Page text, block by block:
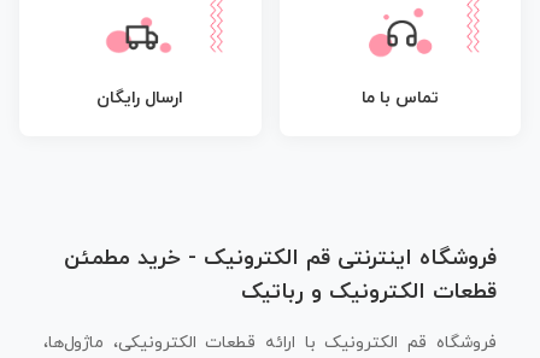
تماس با ما ارسال رایگان
فروشگاه اینترنتی قم الکترونیک - خرید مطمئن
قطعات الکترونیک و رباتیک
فروشگاه قم الکترونیک با ارائه قطعات الکترونیکی، ماژول‌ها،